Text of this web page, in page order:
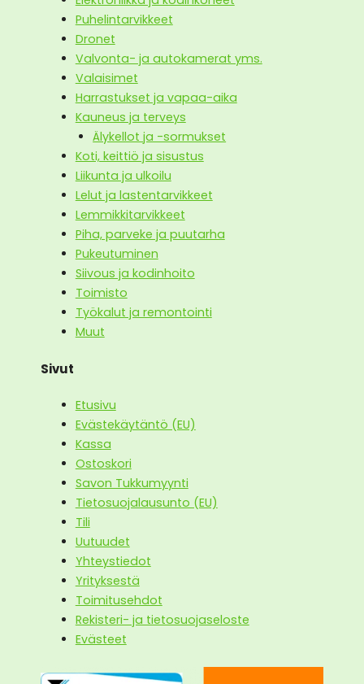
Puhelintarvikkeet
Dronet
Valvonta- ja autokamerat yms.
Valaisimet
Harrastukset ja vapaa-aika
Kauneus ja terveys
Älykellot ja -sormukset
Koti, keittiö ja sisustus
Liikunta ja ulkoilu
Lelut ja lastentarvikkeet
Lemmikkitarvikkeet
Piha, parveke ja puutarha
Pukeutuminen
Siivous ja kodinhoito
Toimisto
Työkalut ja remontointi
Muut
Sivut
Etusivu
Evästekäytäntö (EU)
Kassa
Ostoskori
Savon Tukkumyynti
Tietosuojalausunto (EU)
Tili
Uutuudet
Yhteystiedot
Yrityksestä
Toimitusehdot
Rekisteri- ja tietosuojaseloste
Evästeet